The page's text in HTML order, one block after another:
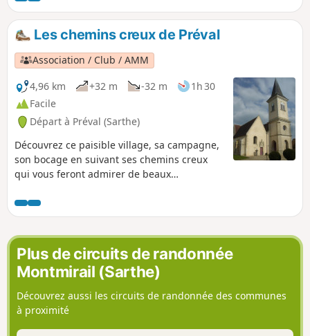
Les chemins creux de Préval
Association / Club / AMM
4,96 km
+32 m -32 m
1h 30
Facile
Départ à Préval (Sarthe)
Découvrez ce paisible village, sa campagne,
son bocage en suivant ses chemins creux
qui vous feront admirer de beaux
collines du Perche.
Plus de circuits de randonnée
Montmirail (Sarthe)
Découvrez aussi les circuits de randonnée des communes
à proximité